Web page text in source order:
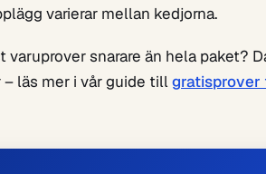
varierar mellan kedjorna.
snarare än hela paket?
läs mer i vår guide tillgratisprover